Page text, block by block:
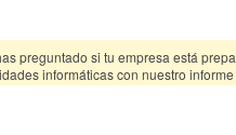
preguntado si tu empresa está
informáticas con nuestro